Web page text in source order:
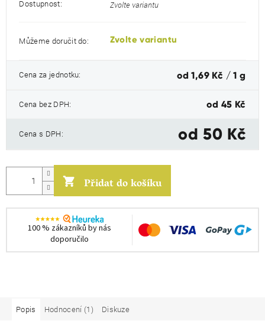
Dostupnost: Zvolte variantu
Můžeme doručit do: Zvolte variantu
Cena za jednotku:
Měrná
od 1,69 Kč / 1 g
Cena bez DPH: od 45 Kč
Cena s DPH: od50 Kč
Přidat do košíku
100 % zákazníků by nás
doporučilo
Popis Hodnocení (1) Diskuze